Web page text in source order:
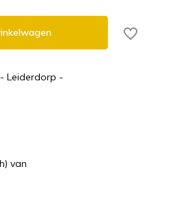
Leiderdorp -
van